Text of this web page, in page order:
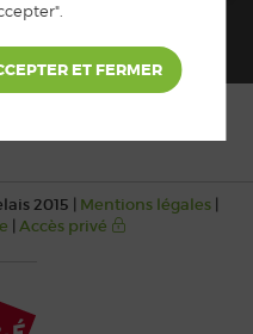
2015 | Mentions légales|
| Accès privé